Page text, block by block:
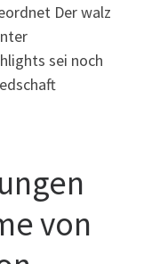
Der walz
sei noch
von